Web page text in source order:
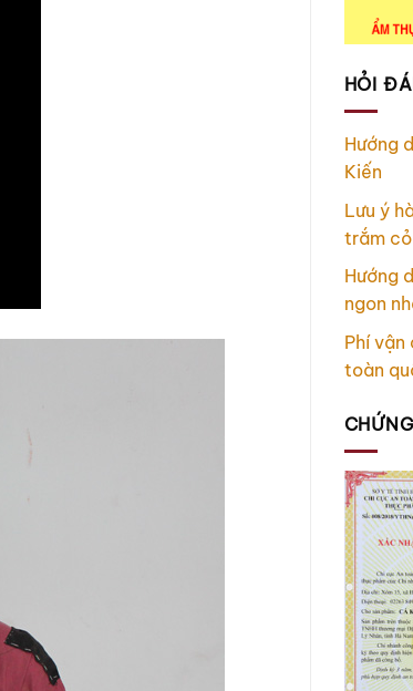
HỎI
Hướng
Kiến
Lưu ý
trắm cỏ
Hướng
ngon
Phí vận
toàn